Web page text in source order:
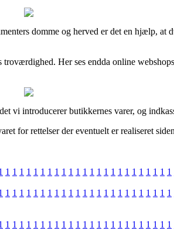
domme og herved er det en hjælp, at
Her ses endda online
vi introducerer butikkernes varer, og
for rettelser der eventuelt er realiseret
1 1 1 1 1 1 1 1 1 1 1 1 1 1 1 1 1 1 1 1 1 1 1 1
1 1 1 1 1 1 1 1 1 1 1 1 1 1 1 1 1 1 1 1 1 1 1 1
1 1 1 1 1 1 1 1 1 1 1 1 1 1 1 1 1 1 1 1 1 1 1 1